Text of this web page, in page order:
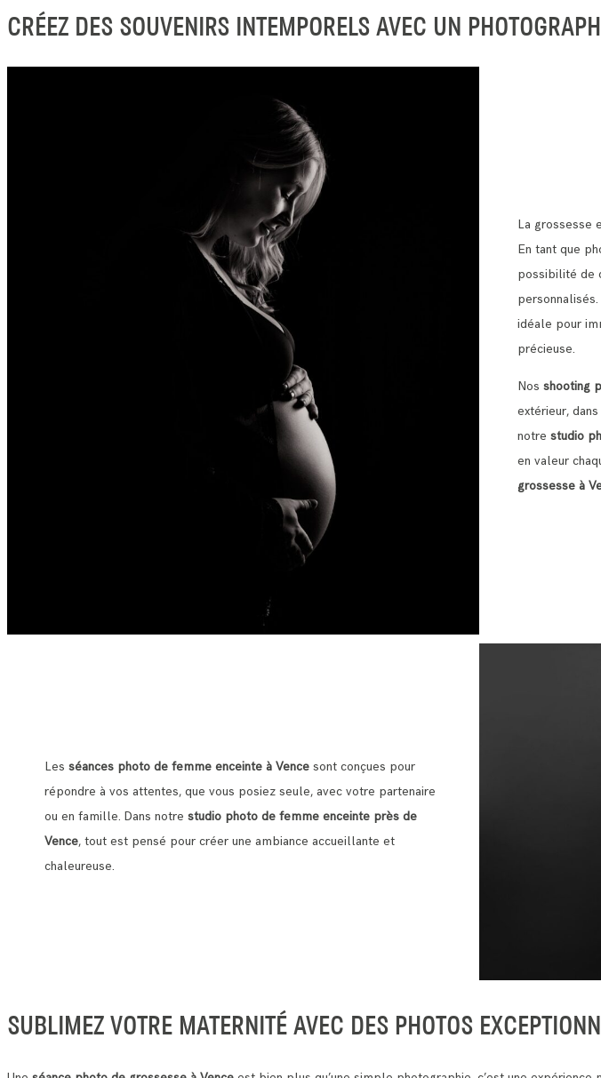
CRÉEZ DES SOUVENIRS INTEMPORELS AVEC UN
La grossesse
En tant que
possibilité de
personnalisés.
idéale pour
précieuse.
Nos shooting
extérieur,
notre studio
en valeur
grossesse à
Lesséances photo de femme enceinte à Vence sont conçues pour
répondre à vos attentes, que vous posiez seule, avec votre partenaire
ou en famille. Dans notrestudio photo de femme enceinte près de
Vence, tout est pensé pour créer une ambiance accueillante et
chaleureuse.
SUBLIMEZ VOTRE MATERNITÉ AVEC DES PHOTOS